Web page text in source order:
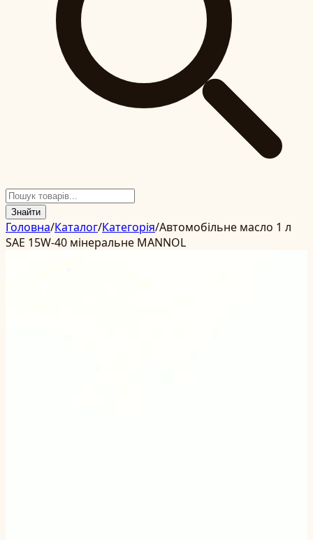
Знайти
Головна/Каталог/Категорія/Автомобільне масло 1 л
SAE 15W-40 мінеральне MANNOL